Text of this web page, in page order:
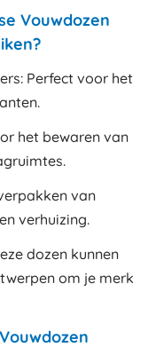
Vouwdozen
Perfect voor het
het bewaren van
van
verhuizing.
dozen kunnen
om je merk